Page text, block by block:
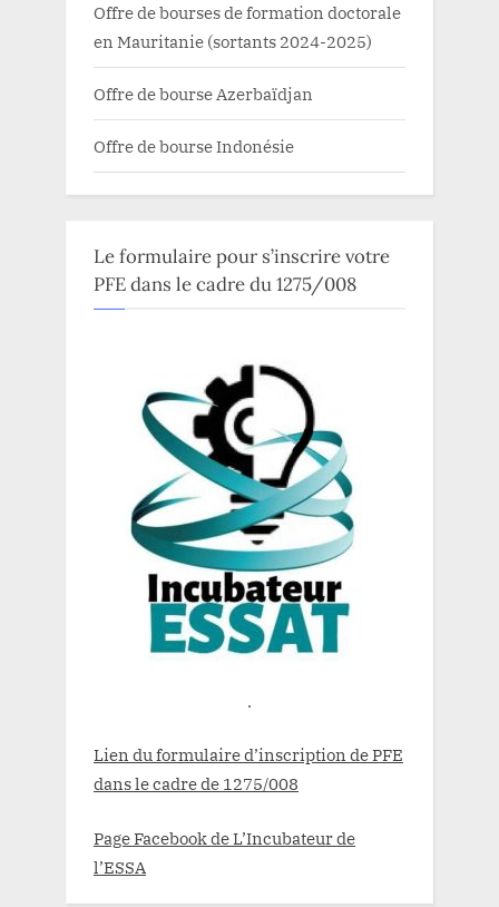
Offre de bourses de formation doctorale
en Mauritanie (sortants 2024-2025)
Offre de bourse Azerbaïdjan
Offre de bourse Indonésie
Le formulaire pour s’inscrire votre
PFE dans le cadre du 1275/008
.
Lien du formulaire d’inscription de PFE
dans le cadre de 1275/008
Page Facebook de L’Incubateur de
l’ESSA